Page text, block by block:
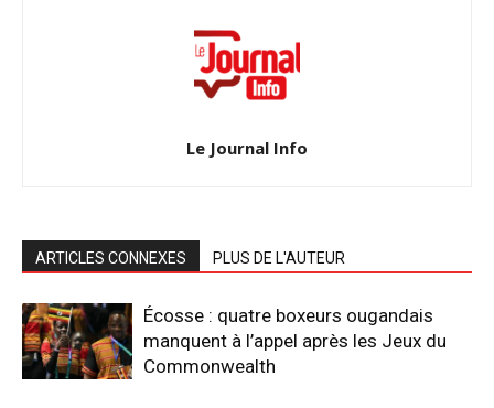
Le Journal Info
ARTICLES CONNEXES PLUS DE L'AUTEUR
Écosse : quatre boxeurs ougandais
manquent à l’appel après les Jeux du
Commonwealth